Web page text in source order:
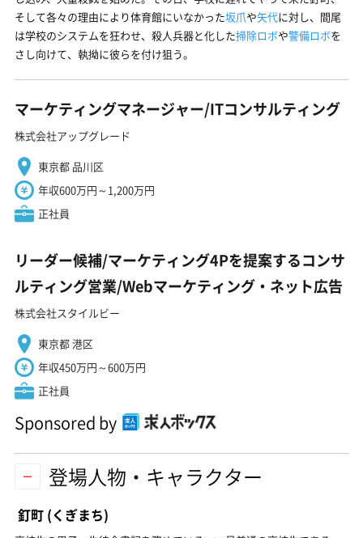
そして各々の理由により体育館にいなかった坂爪や矢代に対し、間尾
は学校のシステムを狂わせ、殺人兵器と化した掃除ロボや警備ロボを
さし向けて、執拗に彼らを付け狙う。
マーケティングマネージャー/ITコンサルティング
株式会社アップグレード
東京都 品川区
年収600万円～1,200万円
正社員
リーダー候補/マーケティング4Pを提案するコンサ
ルティング営業/Webマーケティング・ネット広告
株式会社スタイルビー
東京都 港区
年収450万円～600万円
正社員
Sponsored by
登場人物・キャラクター
釘町 (くぎまち)